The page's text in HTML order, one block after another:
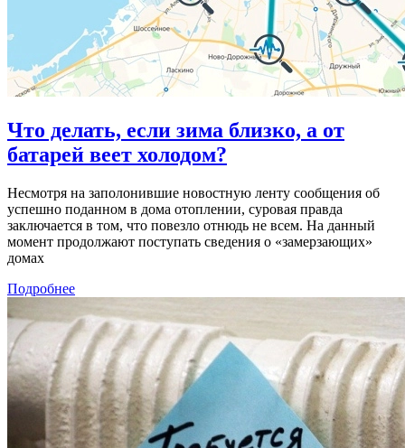
Что делать, если зима близко, а от
батарей веет холодом?
Несмотря на заполонившие новостную ленту сообщения об
успешно поданном в дома отоплении, суровая правда
заключается в том, что повезло отнюдь не всем. На данный
момент продолжают поступать сведения о «замерзающих»
домах
Подробнее